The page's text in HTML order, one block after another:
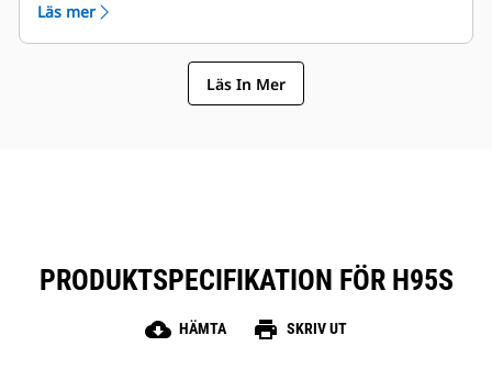
belastning på maskinstrukturer. Extra
monteringskonsoler finns tillgängligt för att passa
anslutning till fäste eller direktinfästning.
Läs mer
Läs In Mer
PRODUKTSPECIFIKATION FÖR H95S
cloud_download HÄMTA print SKRIV UT